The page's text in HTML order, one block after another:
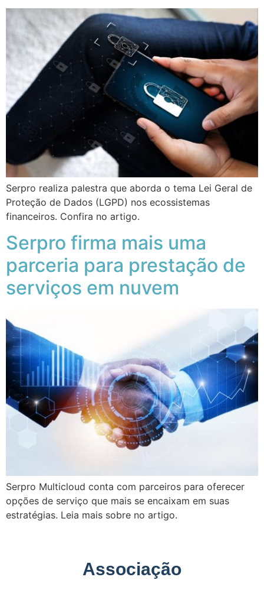
Serpro realiza palestra que aborda o tema Lei Geral de
Proteção de Dados (LGPD) nos ecossistemas
financeiros. Confira no artigo.
Serpro firma mais uma
parceria para prestação de
serviços em nuvem
Serpro Multicloud conta com parceiros para oferecer
opções de serviço que mais se encaixam em suas
estratégias. Leia mais sobre no artigo.
Associação